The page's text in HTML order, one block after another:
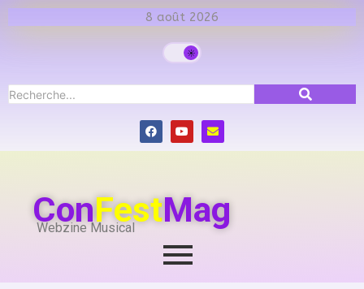
8 août 2026
ConFestMag
Webzine Musical